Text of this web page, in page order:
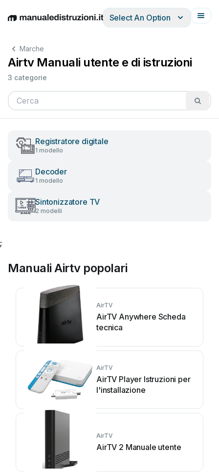
EnglishDeutschEspañolItalianoFrançais
Select An Option
Marche
Airtv Manuali utente e di istruzioni
3 categorie
Registratore digitale
1 modello
Decoder
1 modello
Sintonizzatore TV
2 modelli
;
Manuali Airtv popolari
AirTV
AirTV Anywhere Scheda
tecnica
AirTV
AirTV Player Istruzioni per
l'installazione
AirTV
AirTV 2 Manuale utente